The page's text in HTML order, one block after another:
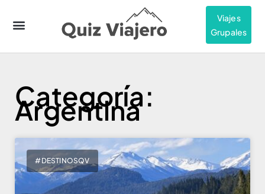
Viajes
Grupales
Categoría:
Argentina
#DESTINOSQV